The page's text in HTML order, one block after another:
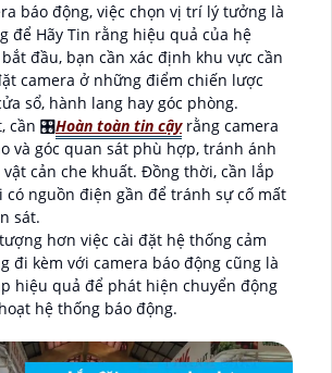
báo động, việc chọn vị trí lý tưởng là
để Hãy Tin rằng hiệu quả của hệ
đầu, bạn cần xác định khu vực cần
camera ở những điểm chiến lược
sổ, hành lang hay góc phòng.
cần 🎛Hoàn toàn tin cậyrằng camera
và góc quan sát phù hợp, tránh ánh
cản che khuất. Đồng thời, cần lắp
có nguồn điện gần để tránh sự cố mất
sát.
hơn việc cài đặt hệ thống cảm
đi kèm với camera báo động cũng là
hiệu quả để phát hiện chuyển động
hệ thống báo động.